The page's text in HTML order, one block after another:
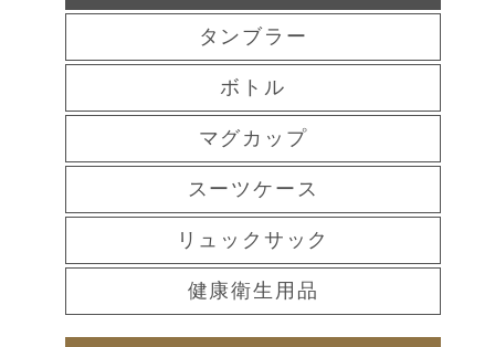
タンブラー
ボトル
マグカップ
スーツケース
リュックサック
健康衛生用品